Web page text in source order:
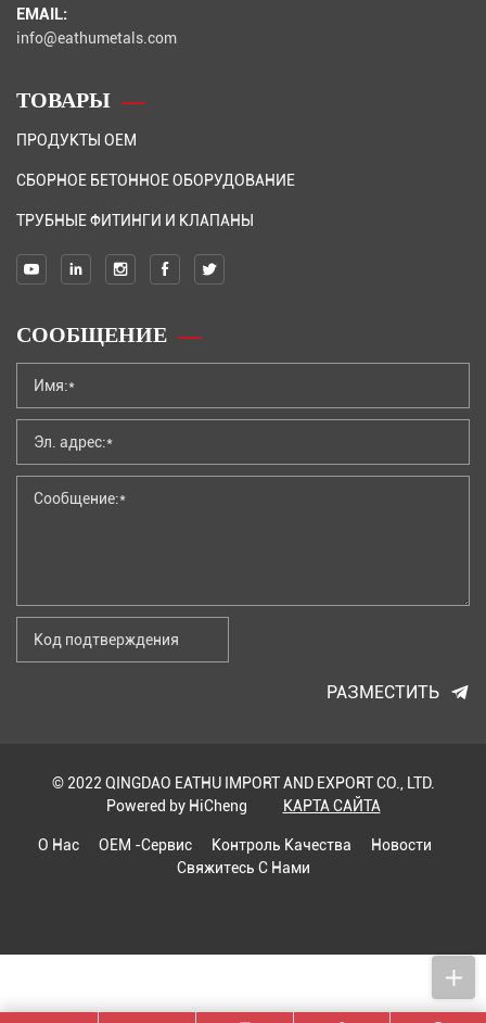
EMAIL:
info@eathumetals.com
ТОВАРЫ
ПРОДУКТЫ OEM
СБОРНОЕ БЕТОННОЕ ОБОРУДОВАНИЕ
ТРУБНЫЕ ФИТИНГИ И КЛАПАНЫ
СООБЩЕНИЕ
РАЗМЕСТИТЬ
© 2022 QINGDAO EATHU IMPORT AND EXPORT CO., LTD.
Powered by HiCheng
КАРТА САЙТА
О Нас
OEM -сервис Контроль Качества
Новости
Свяжитесь С Нами